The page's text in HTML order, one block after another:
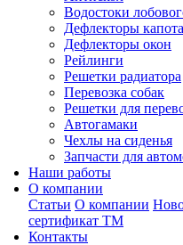
Водостоки
Дефлекторы капота
Дефлекторы окон
Рейлинги
Решетки радиатора
Перевозка собак
Решетки для
Автогамаки
Чехлы на сиденья
Запчасти для
Наши работы
О компании
Статьи О компании
сертификат ТМ
Контакты